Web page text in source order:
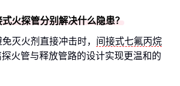
火探管分别解决什么隐患？
灭火剂直接冲击时， 间接式七氟丙烷
火管与释放管路的设计实现更温和的